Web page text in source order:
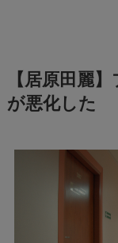
【居原田麗
が悪化した